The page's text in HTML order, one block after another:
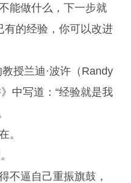
能做什么，下一步就
有的经验，你可以改进
授兰迪·波许（Randy
中写道：“经验就是我
。
不逼自己重振旗鼓，